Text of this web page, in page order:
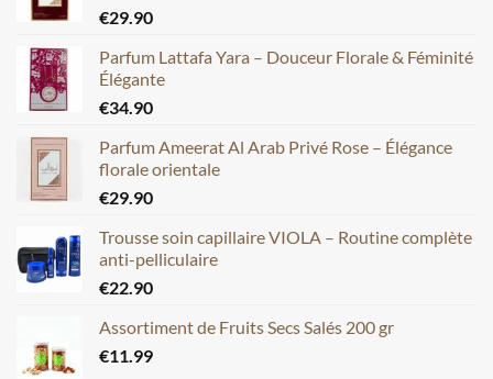
€29.90
Parfum Lattafa Yara – Douceur Florale & Féminité
Élégante
€34.90
Parfum Ameerat Al Arab Privé Rose – Élégance
florale orientale
€29.90
Trousse soin capillaire VIOLA – Routine complète
anti-pelliculaire
€22.90
Assortiment de Fruits Secs Salés 200 gr
€11.99